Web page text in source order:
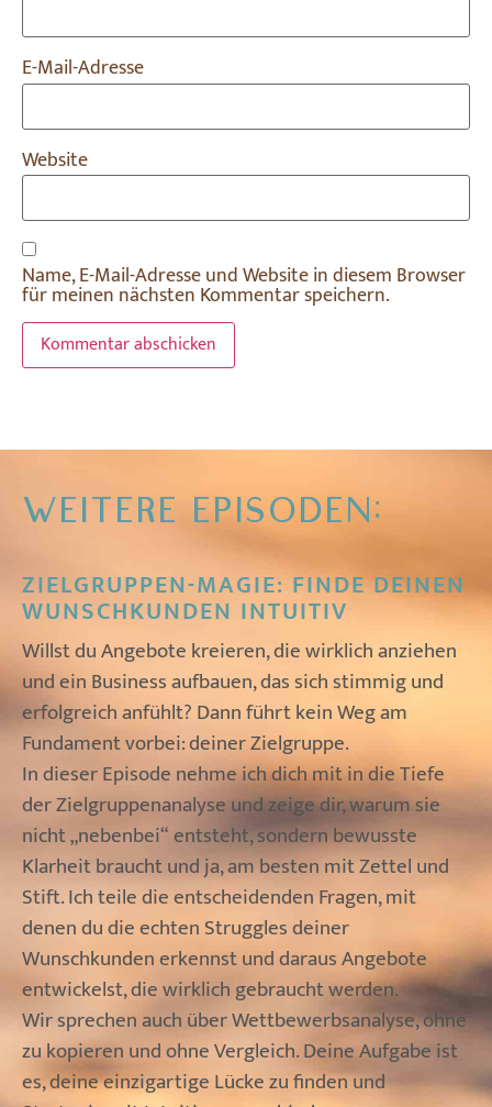
E-Mail-Adresse
Website
Name, E-Mail-Adresse und Website in diesem Browser
für meinen nächsten Kommentar speichern.
WEITERE EPISODEN:
ZIELGRUPPEN-MAGIE: FINDE DEINEN
WUNSCHKUNDEN INTUITIV
Willst du Angebote kreieren, die wirklich anziehen
und ein Business aufbauen, das sich stimmig und
erfolgreich anfühlt? Dann führt kein Weg am
Fundament vorbei: deiner Zielgruppe.
In dieser Episode nehme ich dich mit in die Tiefe
der Zielgruppenanalyse und zeige dir, warum sie
nicht „nebenbei“ entsteht, sondern bewusste
Klarheit braucht und ja, am besten mit Zettel und
Stift. Ich teile die entscheidenden Fragen, mit
denen du die echten Struggles deiner
Wunschkunden erkennst und daraus Angebote
entwickelst, die wirklich gebraucht werden.
Wir sprechen auch über Wettbewerbsanalyse, ohne
zu kopieren und ohne Vergleich. Deine Aufgabe ist
es, deine einzigartige Lücke zu finden und